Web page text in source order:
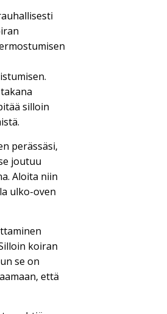
silloin
perässäsi,
joutuu
Aloita niin
ulko-oven
koiran
se on
että